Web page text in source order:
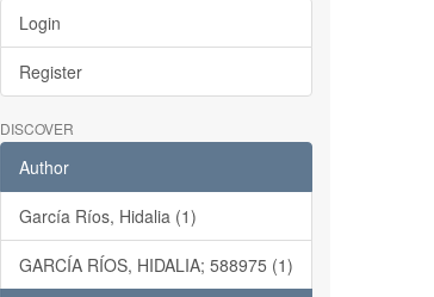
Login
Register
DISCOVER
Author
García Ríos, Hidalia (1)
GARCÍA RÍOS, HIDALIA; 588975 (1)